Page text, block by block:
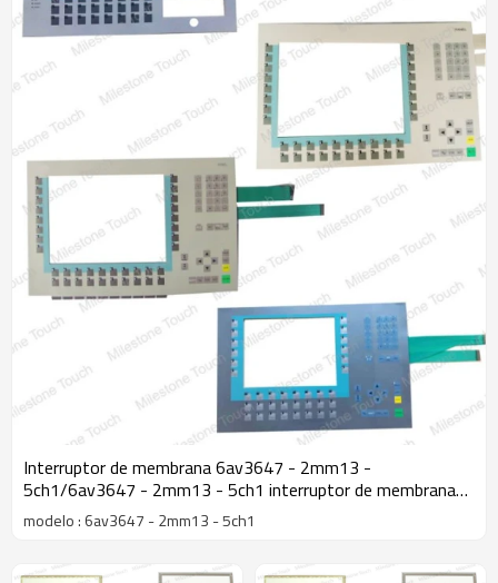
Interruptor de membrana 6av3647 - 2mm13 -
5ch1/6av3647 - 2mm13 - 5ch1 interruptor de membrana
para op47
modelo : 6av3647 - 2mm13 - 5ch1